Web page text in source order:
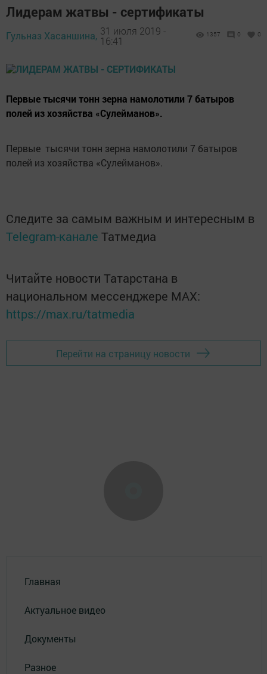
Лидерам жатвы - сертификаты
Гульназ Хасаншина, 31 июля 2019 -
16:41
1357 0 0
Первые тысячи тонн зерна намолотили 7 батыров
полей из хозяйства «Сулейманов».
Первые тысячи тонн зерна намолотили 7 батыров
полей из хозяйства «Сулейманов».
Следите за самым важным и интересным в
Telegram-канале Татмедиа
Читайте новости Татарстана в
национальном мессенджере MАХ:
https://max.ru/tatmedia
Перейти на страницу новости
Главная
Актуальное видео
Документы
Разное